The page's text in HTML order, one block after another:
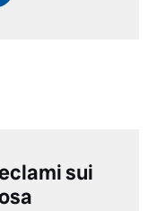
sui